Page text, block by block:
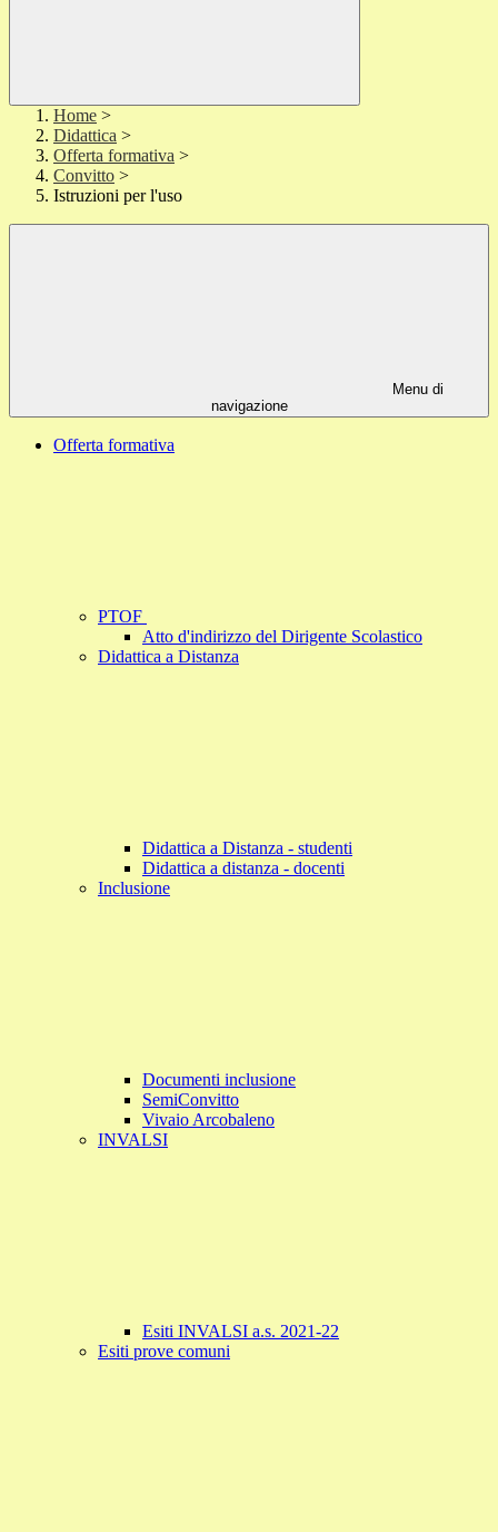
Home >
Didattica >
Offerta formativa >
Convitto >
Istruzioni per l'uso
Menu di
navigazione
Offerta formativa
PTOF
Atto d'indirizzo del Dirigente Scolastico
Didattica a Distanza
Didattica a Distanza - studenti
Didattica a distanza - docenti
Inclusione
Documenti inclusione
SemiConvitto
Vivaio Arcobaleno
INVALSI
Esiti INVALSI a.s. 2021-22
Esiti prove comuni